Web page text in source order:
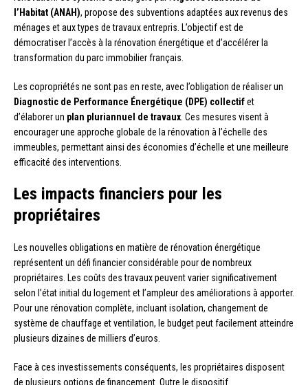
l’Habitat (ANAH), propose des subventions adaptées aux revenus des
ménages et aux types de travaux entrepris. L’objectif est de
démocratiser l’accès à la rénovation énergétique et d’accélérer la
transformation du parc immobilier français.
Les copropriétés ne sont pas en reste, avec l’obligation de réaliser un
Diagnostic de Performance Énergétique (DPE) collectifet
d’élaborer un plan pluriannuel de travaux. Ces mesures visent à
encourager une approche globale de la rénovation à l’échelle des
immeubles, permettant ainsi des économies d’échelle et une meilleure
efficacité des interventions.
Les impacts financiers pour les
propriétaires
Les nouvelles obligations en matière de rénovation énergétique
représentent un défi financier considérable pour de nombreux
propriétaires. Les coûts des travaux peuvent varier significativement
selon l’état initial du logement et l’ampleur des améliorations à apporter.
Pour une rénovation complète, incluant isolation, changement de
système de chauffage et ventilation, le budget peut facilement atteindre
plusieurs dizaines de milliers d’euros.
Face à ces investissements conséquents, les propriétaires disposent
de plusieurs options de financement. Outre le dispositif